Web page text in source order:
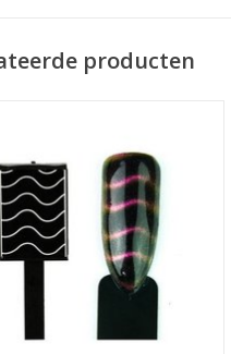
producten
speciale Cat Eye Magneet maak
een heel mooi effect.
Gebruik:
eerst de basegel aan en laat deze
uitharden.
de Cat Eye color aanbrengen en
dan nogmaals aanbrengen en
hierna direc